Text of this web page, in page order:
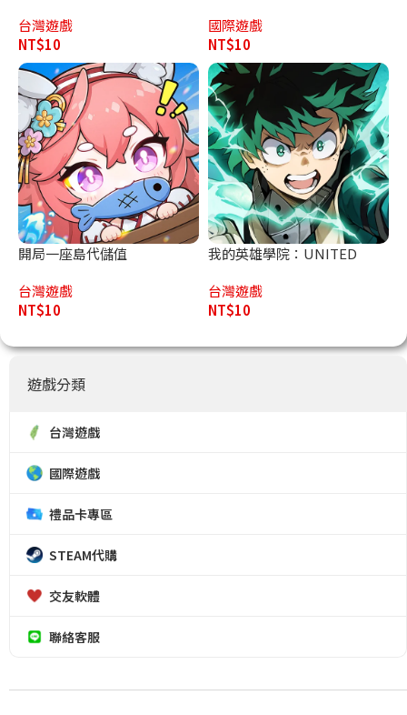
台灣遊戲
NT$10
國際遊戲
NT$10
開局一座島代儲值
台灣遊戲
NT$10
我的英雄學院：UNITED
台灣遊戲
NT$10
遊戲分類
台灣遊戲
國際遊戲
禮品卡專區
STEAM代購
交友軟體
聯絡客服